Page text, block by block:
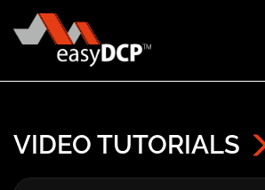
VIDEO TUTORIALS